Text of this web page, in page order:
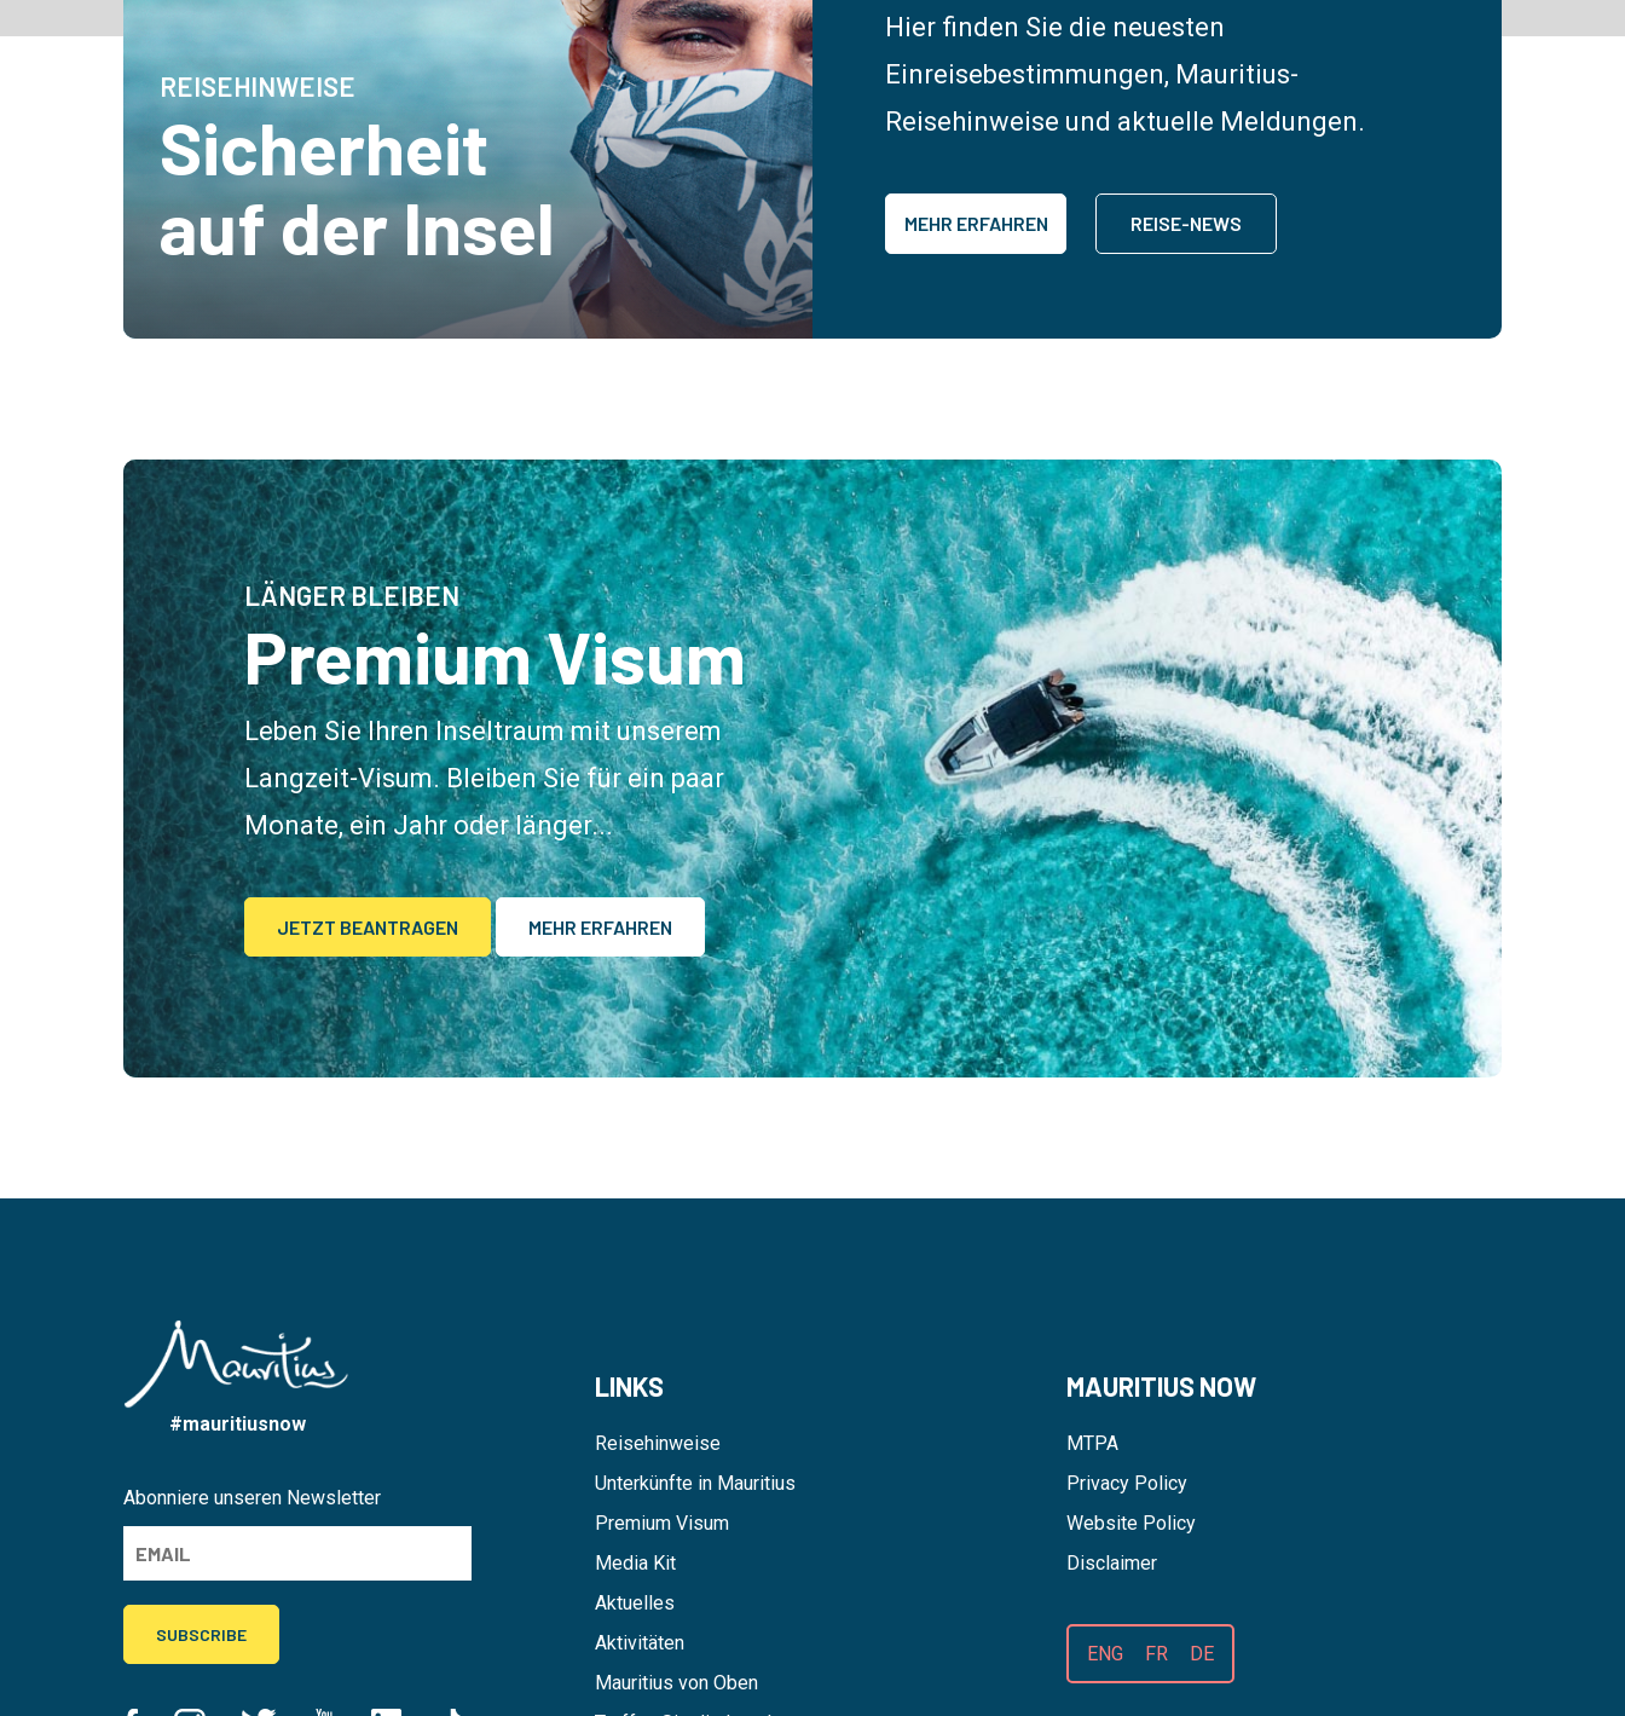
REISEHINWEISE
Sicherheit
auf der Insel
Hier finden Sie die neuesten
Einreisebestimmungen, Mauritius-
Reisehinweise und aktuelle Meldungen.
MEHR ERFAHREN REISE-NEWS
LÄNGER BLEIBEN
Premium Visum
Leben Sie Ihren Inseltraum mit unserem
Langzeit-Visum. Bleiben Sie für ein paar
Monate, ein Jahr oder länger...
JETZT BEANTRAGEN MEHR ERFAHREN
#mauritiusnow
Abonniere unseren Newsletter
LINKS
Reisehinweise
Unterkünfte in Mauritius
Premium Visum
Media Kit
Aktuelles
Aktivitäten
Mauritius von Oben
MAURITIUS NOW
MTPA
Privacy Policy
Website Policy
Disclaimer
ENG FR DE